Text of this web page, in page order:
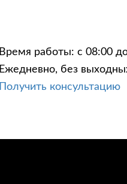
Время работы: с 08:00
Ежедневно, без
Получить консультацию
АКЦИИ